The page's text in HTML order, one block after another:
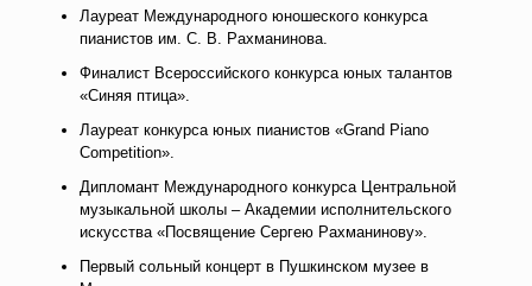
Лауреат Международного юношеского конкурса
пианистов им. С. В. Рахманинова.
Финалист Всероссийского конкурса юных талантов
«Синяя птица».
Лауреат конкурса юных пианистов «Grand Piano
Competition».
Дипломант Международного конкурса Центральной
музыкальной школы – Академии исполнительского
искусства «Посвящение Сергею Рахманинову».
Первый сольный концерт в Пушкинском музее в